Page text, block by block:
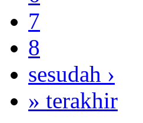
7
8
sesudah ›
» terakhir